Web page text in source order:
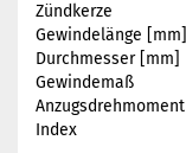
Zündkerze
Gewindelänge [mm]
Durchmesser [mm]
Gewindemaß
Index